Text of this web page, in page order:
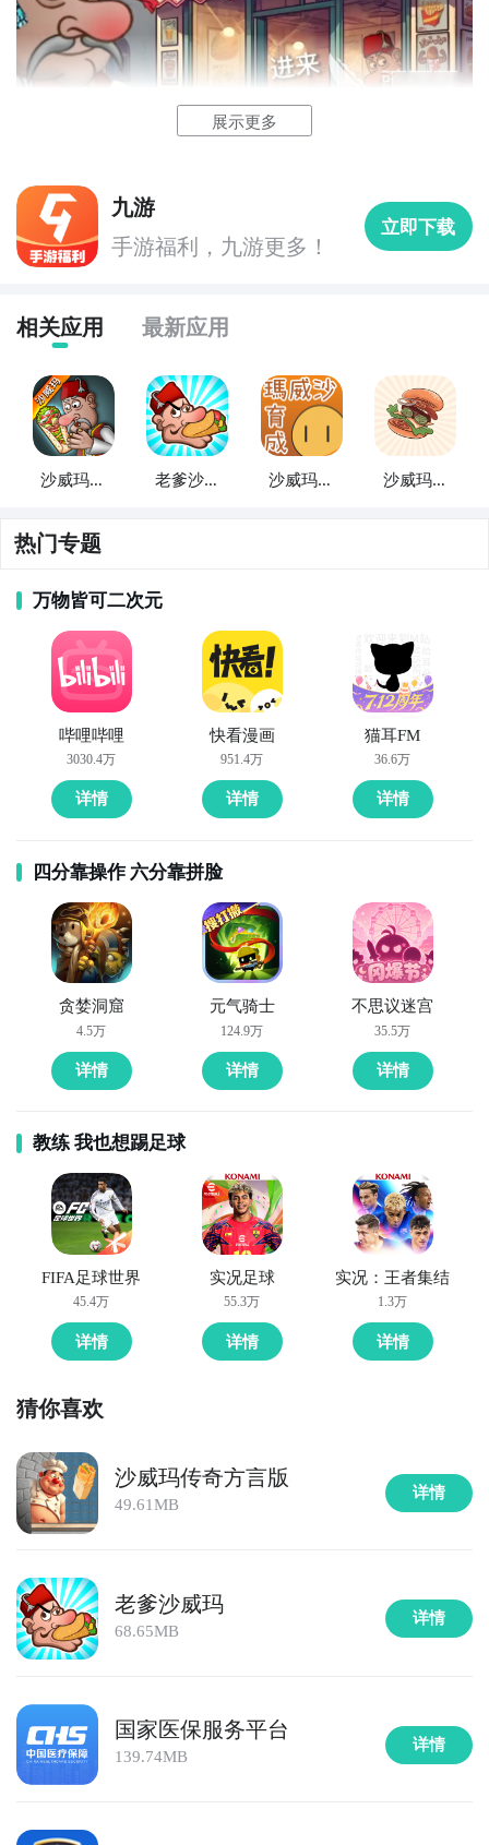
以上是在大家的基础操作方面，需要掌握的游戏技巧，
够熟练的掌握。例如，我们需要知道随着游戏的进行，
你将解锁更多种类的肉类、蔬菜和酱料。比如可以增加
香辣酱、花椒粉等独具中国特色的调料，为沙威玛增添
风味。提升菜品多样性，有助于吸引不同口味的顾客。
所以为了保证游戏进度的推进，尽可能的解锁各种食材
也是大家需要掌握的。另外，在游戏中，你可以自由搭
配各种食材，创造属于自己的特色菜品。通过不断尝试
的需求。每次创新都会为你带来新的顾客和更高的收
在游戏的过程中可以尽量保证每个顾客的满意度都是满
创新能力的模拟经营游戏。从小摊位到沙威玛帝国，游
戏的进展不仅需要你掌握美食的制作，还要灵活应对顾
客需求、管理店铺和扩展事业。希望这些攻略能帮助你
在游戏中更快速地上手，成为沙威玛界的霸主！
‌挑战性强
在这款游戏中，玩家必须满足顾客对沙威玛口味和配料
等多样化需求的追求。随着游戏的深入，顾客的数量会
些不断升级的顾客需求，玩家必须持续升级自己的制作
装备，解锁并学习新的烹饪技巧，以提高制作效率。此
性的对抗性角色 ，这些元素为游戏增添了更多的不确定
性和刺激性。
‌国潮元素丰富
游戏内融入了传统美食、中式装饰以及民俗节日等元
素，使玩家得以沉浸在浓郁的中国文化氛围之中。同
及使用黑色养胃勺等道具，以彰显国潮的独特魅力。此
外，游戏中还融入了许多网络热门梗，这些对热衷于网
上冲浪的玩家而言非常熟悉，从而为游戏增添了现代感
和趣味性。
综上所述，这款游戏作为一款优秀的国风像素风格经营
模拟游戏，其玩法巧妙地融合了美食制作与店铺经营元
素，为玩家提供了新颖而有趣的体验。同时，它也让玩
家在游戏中沉浸于浓郁的中国文化氛围之中。因此，这
款游戏确实值得尝试。‌‌
》》》》》#国潮沙威玛#《《《《《
如果玩家想要畅玩国潮沙威玛这款游戏，可以点击上方
链接直接进入 九游APP进行预约下载哦。
《国潮沙威玛》是一款2D经营类
中，玩家要扮演沙威玛餐厅的老板，通过制作不同类别
玩家要不断地升级自己的材料制作速度以及人员等级，
这样才能够在后续的关卡天数之中，完成所有的客户订
单。
游戏的前期，玩家只需要制作简单的卷饼食物即可，但
是随着玩家的天数不断递增，玩家能够学习到的菜谱
会逐渐增加，游戏中总共有4种酱料2种肉类和3种饮料
送餐错误的情况，获取的硬币会大打折扣，固然玩家在
游戏当中绝对不能手忙脚乱，在看到客户有多种需求
时，必须先认清楚客户的忌口内容。
值得一提的是，如果玩家出现了将配餐制作错误的情
况，可以使用游戏的垃圾桶功能，将之前的食物清理
掉，但是这样会损失一部分的硬币。
以上内容就是本期小编给大家带来的国潮沙威玛下载链
接分享的全部内容了，在这款游戏当中，玩家需要尽可
会变低，与此同时，玩家还需要注重设备升级，这样才
能够赶得上客户的涌入速度，希望看完本期内容的小伙
伴们可以实际进入到这款游戏当中体验一下哦。
展示更多
九游
手游福利，九游更多！
立即下载
相关应用 最新应用
沙威玛传
老爹沙威
沙威玛育
沙威玛汉
热门专题
万物皆可二次元
哔哩哔哩
3030.4万
详情
快看漫画
951.4万
详情
猫耳FM
36.6万
详情
四分靠操作 六分靠拼脸
贪婪洞窟
4.5万
详情
元气骑士
124.9万
详情
不思议迷宫
35.5万
详情
教练 我也想踢足球
FIFA足球世界
45.4万
详情
实况足球
55.3万
详情
实况：王者集结
1.3万
详情
猜你喜欢
沙威玛传奇方言版
49.61MB
详情
老爹沙威玛
68.65MB
详情
国家医保服务平台
139.74MB
详情